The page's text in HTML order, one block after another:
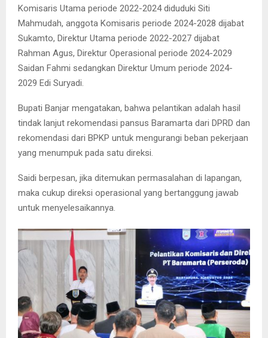
Komisaris Utama periode 2022-2024 diduduki Siti
Mahmudah, anggota Komisaris periode 2024-2028 dijabat
Sukamto, Direktur Utama periode 2022-2027 dijabat
Rahman Agus, Direktur Operasional periode 2024-2029
Saidan Fahmi sedangkan Direktur Umum periode 2024-
2029 Edi Suryadi.
Bupati Banjar mengatakan, bahwa pelantikan adalah hasil
tindak lanjut rekomendasi pansus Baramarta dari DPRD dan
rekomendasi dari BPKP untuk mengurangi beban pekerjaan
yang menumpuk pada satu direksi.
Saidi berpesan, jika ditemukan permasalahan di lapangan,
maka cukup direksi operasional yang bertanggung jawab
untuk menyelesaikannya.